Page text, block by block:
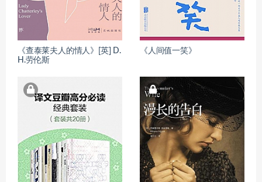
《查泰莱夫人的情人》[英] D.
H.劳伦斯
《人间值一笑》